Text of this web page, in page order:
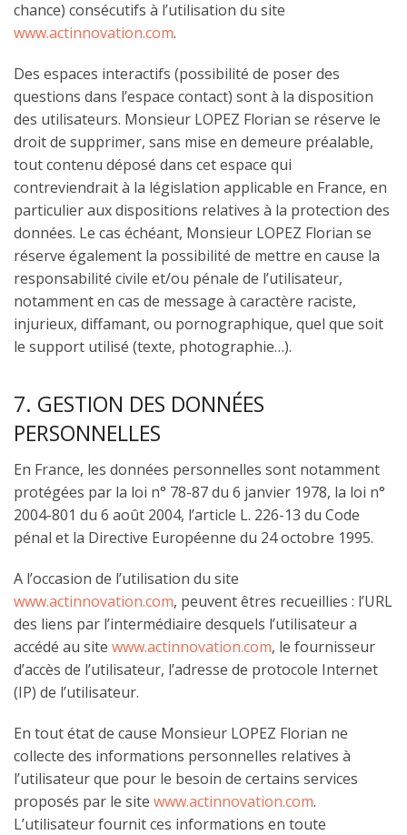
chance) consécutifs à l’utilisation du site
www.actinnovation.com.
Des espaces interactifs (possibilité de poser des
questions dans l’espace contact) sont à la disposition
des utilisateurs. Monsieur LOPEZ Florian se réserve le
droit de supprimer, sans mise en demeure préalable,
tout contenu déposé dans cet espace qui
contreviendrait à la législation applicable en France, en
particulier aux dispositions relatives à la protection des
données. Le cas échéant, Monsieur LOPEZ Florian se
réserve également la possibilité de mettre en cause la
responsabilité civile et/ou pénale de l’utilisateur,
notamment en cas de message à caractère raciste,
injurieux, diffamant, ou pornographique, quel que soit
le support utilisé (texte, photographie…).
7. GESTION DES DONNÉES
PERSONNELLES
En France, les données personnelles sont notamment
protégées par la loi n° 78-87 du 6 janvier 1978, la loi n°
2004-801 du 6 août 2004, l’article L. 226-13 du Code
pénal et la Directive Européenne du 24 octobre 1995.
A l’occasion de l’utilisation du site
www.actinnovation.com, peuvent êtres recueillies : l’URL
des liens par l’intermédiaire desquels l’utilisateur a
accédé au site www.actinnovation.com, le fournisseur
d’accès de l’utilisateur, l’adresse de protocole Internet
(IP) de l’utilisateur.
En tout état de cause Monsieur LOPEZ Florian ne
collecte des informations personnelles relatives à
l’utilisateur que pour le besoin de certains services
proposés par le site www.actinnovation.com.
L’utilisateur fournit ces informations en toute